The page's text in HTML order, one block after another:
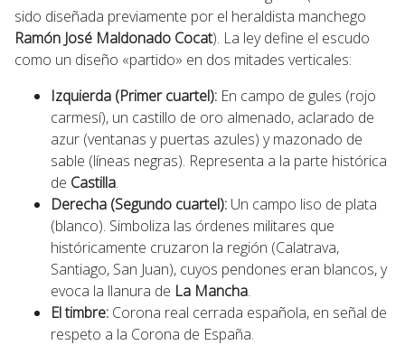
sido diseñada previamente por el heraldista manchego
Ramón José Maldonado Cocat). La ley define el escudo
como un diseño «partido» en dos mitades verticales:
Izquierda (Primer cuartel): En campo de gules (rojo
carmesí), un castillo de oro almenado, aclarado de
azur (ventanas y puertas azules) y mazonado de
sable (líneas negras). Representa a la parte histórica
de Castilla.
Derecha (Segundo cuartel): Un campo liso de plata
(blanco). Simboliza las órdenes militares que
históricamente cruzaron la región (Calatrava,
Santiago, San Juan), cuyos pendones eran blancos, y
evoca la llanura de La Mancha.
El timbre: Corona real cerrada española, en señal de
respeto a la Corona de España.